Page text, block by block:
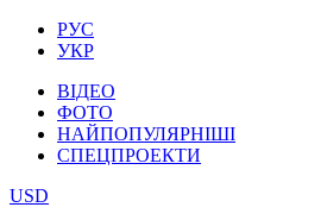
РУС
УКР
ВІДЕО
ФОТО
НАЙПОПУЛЯРНІШІ
СПЕЦПРОЕКТИ
USD